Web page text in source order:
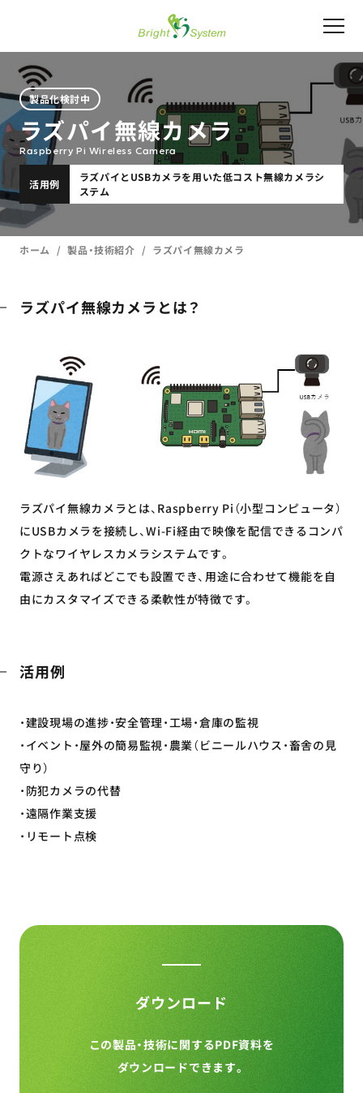
製品化検討中
ラズパイ無線カメラ
Raspberry Pi Wireless Camera
活用例
ラズパイとUSBカメラを用いた低コスト無線カメラシ
ステム
ホーム 製品・技術紹介 ラズパイ無線カメラ
ラズパイ無線カメラとは？
ラズパイ無線カメラとは、Raspberry Pi（小型コンピュータ）
にUSBカメラを接続し、Wi‑Fi経由で映像を配信できるコンパ
クトなワイヤレスカメラシステムです。
電源さえあればどこでも設置でき、用途に合わせて機能を自
由にカスタマイズできる柔軟性が特徴です。
活用例
・建設現場の進捗・安全管理・工場・倉庫の監視
・イベント・屋外の簡易監視・農業（ビニールハウス・畜舎の見
守り）
・防犯カメラの代替
・遠隔作業支援
・リモート点検
ダウンロード
この製品・技術に関するPDF資料を
ダウンロードできます。